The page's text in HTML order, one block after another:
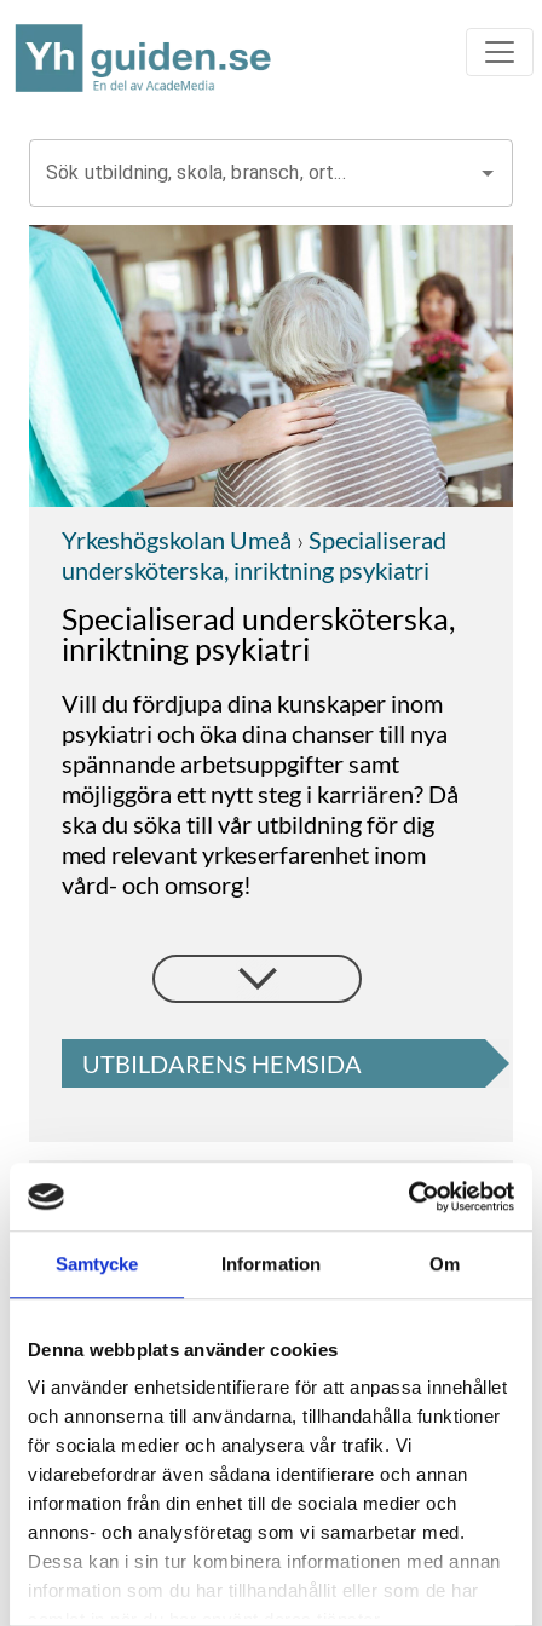
Samtycke Information Om
Denna webbplats använder cookies
Vi använder enhetsidentifierare för att anpassa innehållet
och annonserna till användarna, tillhandahålla funktioner
för sociala medier och analysera vår trafik. Vi
vidarebefordrar även sådana identifierare och annan
information från din enhet till de sociala medier och
annons- och analysföretag som vi samarbetar med.
Dessa kan i sin tur kombinera informationen med annan
information som du har tillhandahållit eller som de har
Sök utbildning, skola, bransch, ort...
Yrkeshögskolan Umeå › Specialiserad
undersköterska, inriktning psykiatri
Specialiserad undersköterska,
inriktning psykiatri
Vill du fördjupa dina kunskaper inom
psykiatri och öka dina chanser till nya
spännande arbetsuppgifter samt
möjliggöra ett nytt steg i karriären? Då
ska du söka till vår utbildning för dig
med relevant yrkeserfarenhet inom
vård- och omsorg!
specialiserad undersköterska,
boendestödjare eller skötare med
psykiatri. Studieformen är bunden med
träffar i Umeå och studietakten
fortsatt arbete till viss del.
Studieveckorna på skolan varvas med
distans- och hemstudieveckor, förutom
under LIA-perioderna, för att möjliggöra
för tillresande med lite längre avstånd
av föreläsningar, seminarier,
redovisningar, handledda grupp- och
metodövningar samt studiebesök mm,
medan resterande studietid består av
självstudier och grupparbeten
understött av distansundervisning och
en lärplattform där allt samlas.
YH Flex
UTBILDARENS HEMSIDA
Yrkeshögskolan Umeå
200
Yrkeshögskolepoäng
Umeå
50
Studietakt
50%
Branscher
Sjukvård & socialt arbete
Utbildningsstart